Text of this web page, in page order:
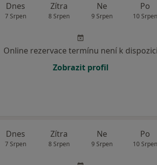
Dnes
7 Srpen
Zítra
8 Srpen
Ne
9 Srpen
Po
10 Srpen
Online rezervace termínu není k dispozici
Zobrazit profil
Dnes
7 Srpen
Zítra
8 Srpen
Ne
9 Srpen
Po
10 Srpen